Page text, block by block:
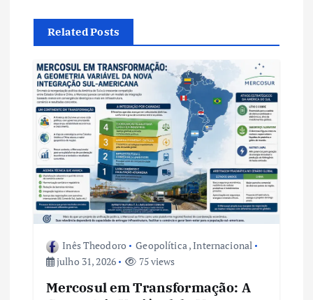
ç
ã
o
d
e
P
o
Related Posts
Inês Theodoro Geopolítica,Internacional
julho 31, 2026
75 views
Mercosul em Transformação: A